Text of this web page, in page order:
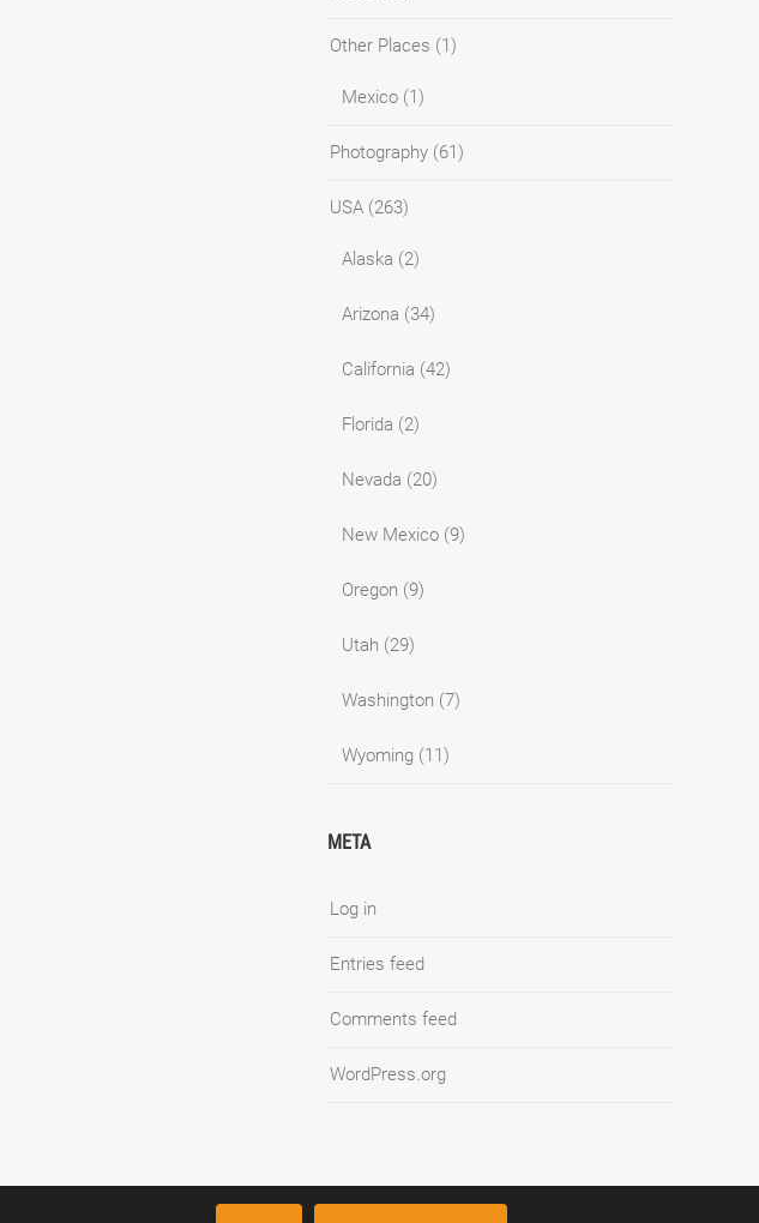
Other Places (1)
Mexico (1)
Photography (61)
USA (263)
Alaska (2)
Arizona (34)
California (42)
Florida (2)
Nevada (20)
New Mexico (9)
Oregon (9)
Utah (29)
Washington (7)
Wyoming (11)
META
Log in
Entries feed
Comments feed
WordPress.org